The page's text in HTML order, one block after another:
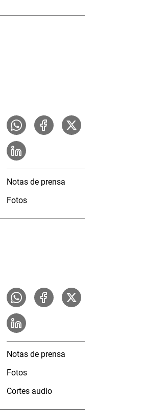
Notas de prensa
Fotos
Notas de prensa
Fotos
Cortes audio